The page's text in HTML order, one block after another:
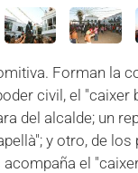
Forman la
civil, el "caixer
del alcalde; un
y otro, de los
el